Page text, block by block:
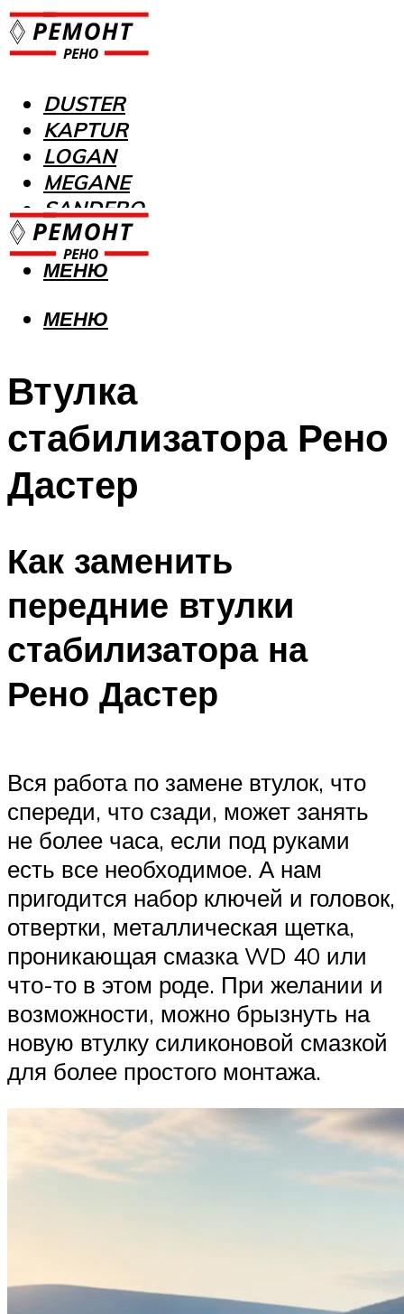
DUSTER
KAPTUR
LOGAN
MEGANE
SANDERO
МЕНЮ
МЕНЮ
Втулка
стабилизатора Рено
Дастер
Как заменить
передние втулки
стабилизатора на
Рено Дастер
Вся работа по замене втулок, что
спереди, что сзади, может занять
не более часа, если под руками
есть все необходимое. А нам
пригодится набор ключей и головок,
отвертки, металлическая щетка,
проникающая смазка WD 40 или
что-то в этом роде. При желании и
возможности, можно брызнуть на
новую втулку силиконовой смазкой
для более простого монтажа.